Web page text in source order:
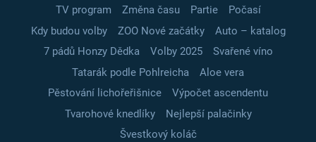
TV program
Změna času Partie
Počasí
Kdy budou volby
ZOO Nové začátky
Auto – katalog
7 pádů Honzy Dědka
Volby 2025
Svařené víno
Tatarák podle Pohlreicha
Aloe vera
Pěstování lichořeřišnice
Výpočet ascendentu
Tvarohové knedlíky
Nejlepší palačinky
Švestkový koláč